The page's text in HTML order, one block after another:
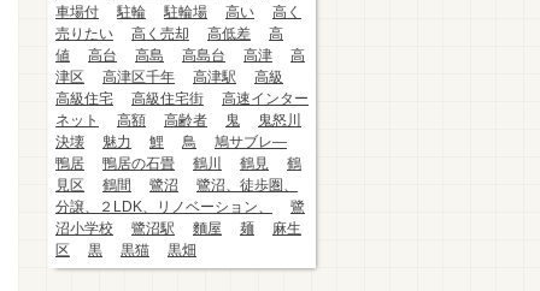
車場付
駐輪 駐輪場 高い
高く
売りたい
高く売却 高低差
高
値
高台 高島 高島台 高津
高
津区
高津区千年 高津駅
高級
高級住宅
高級住宅街
高速インター
ネット
高額 高齢者 鬼
鬼怒川
決壊
魅力 鯉 鳥
鳩サブレ―
鴨居
鴨居の石畳 鶴川 鶴見
鶴
見区
鶴間 鷺沼
鷺沼、徒歩圏、
分譲、２LDK、リノベーション、
鷺
沼小学校
鷺沼駅 麵屋 麺
麻生
区
黒 黒猫 黒畑